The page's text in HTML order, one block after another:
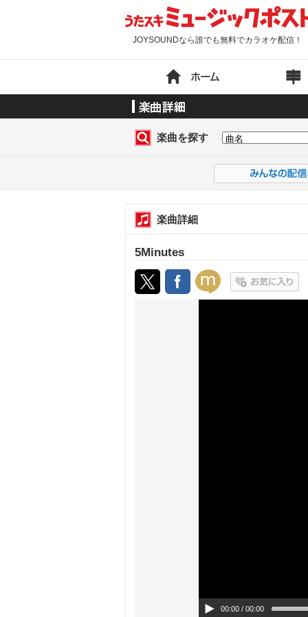
JOYSOUNDなら誰でも無料でカラオケ配信！
楽曲を探す
楽曲詳細
5Minutes
00:00 / 00:00